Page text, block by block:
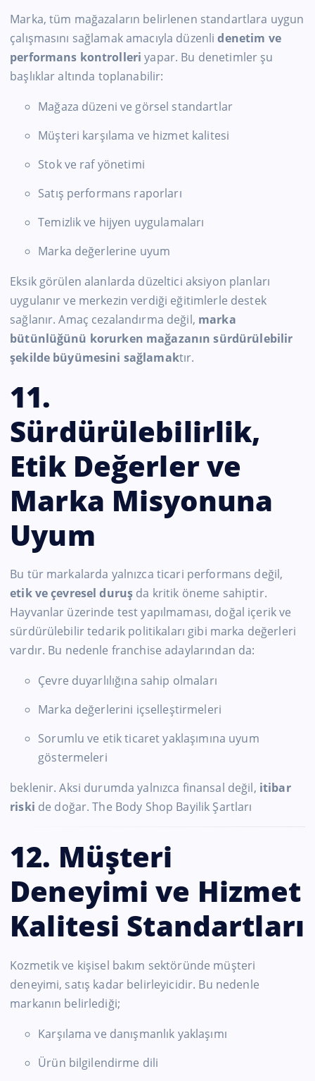
Marka, tüm mağazaların belirlenen standartlara uygun
çalışmasını sağlamak amacıyla düzenlidenetim ve
performans kontrolleri yapar. Bu denetimler şu
başlıklar altında toplanabilir:
Mağaza düzeni ve görsel standartlar
Müşteri karşılama ve hizmet kalitesi
Stok ve raf yönetimi
Satış performans raporları
Temizlik ve hijyen uygulamaları
Marka değerlerine uyum
Eksik görülen alanlarda düzeltici aksiyon planları
uygulanır ve merkezin verdiği eğitimlerle destek
sağlanır. Amaç cezalandırma değil, marka
bütünlüğünü korurken mağazanın sürdürülebilir
şekilde büyümesini sağlamaktır.
11.
Sürdürülebilirlik,
Etik Değerler ve
Marka Misyonuna
Uyum
Bu tür markalarda yalnızca ticari performans değil,
etik ve çevresel duruş da kritik öneme sahiptir.
Hayvanlar üzerinde test yapılmaması, doğal içerik ve
sürdürülebilir tedarik politikaları gibi marka değerleri
vardır. Bu nedenle franchise adaylarından da:
Çevre duyarlılığına sahip olmaları
Marka değerlerini içselleştirmeleri
Sorumlu ve etik ticaret yaklaşımına uyum
göstermeleri
beklenir. Aksi durumda yalnızca finansal değil, itibar
riski de doğar. The Body Shop Bayilik Şartları
12. Müşteri
Deneyimi ve Hizmet
Kalitesi Standartları
Kozmetik ve kişisel bakım sektöründe müşteri
deneyimi, satış kadar belirleyicidir. Bu nedenle
markanın belirlediği;
Karşılama ve danışmanlık yaklaşımı
Ürün bilgilendirme dili